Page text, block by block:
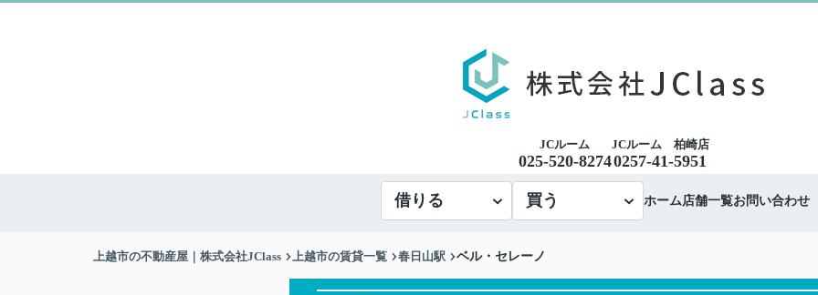
JCルーム
025-520-8274
JCルーム 柏崎店
0257-41-5951
借りる 買う ホーム店舗一覧お問い合わせ
上越市の不動産屋｜株式会社JClass 上越市の賃貸一覧 春日山駅 ベル・セレーノ